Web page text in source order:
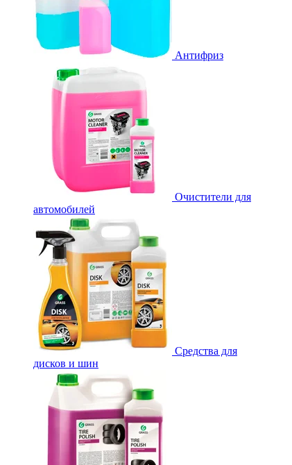
Антифриз
Очистители для
автомобилей
Средства для
дисков и шин